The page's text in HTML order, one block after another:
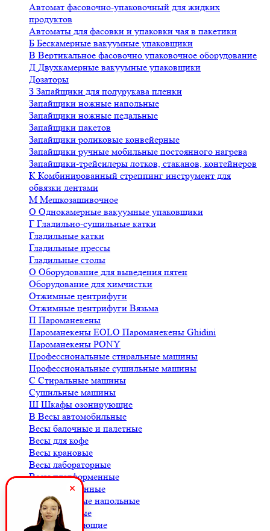
Автомат фасовочно-упаковочный для жидких
продуктов
Автоматы для фасовки и упаковки чая в пакетики
Б Бескамерные вакуумные упаковщики
В Вертикальное фасовочно упаковочное оборудование
Д Двухкамерные вакуумные упаковщики
Дозаторы
З Запайщики для полурукава пленки
Запайщики ножные напольные
Запайщики ножные педальные
Запайщики пакетов
Запайщики роликовые конвейерные
Запайщики ручные мобильные постоянного нагрева
Запайщики-трейсилеры лотков, стаканов, контейнеров
К Комбинированный стреппинг инструмент для
обвязки лентами
М Мешкозашивочное
О Однокамерные вакуумные упаковщики
Г Гладильно-сушильные катки
Гладильные катки
Гладильные прессы
Гладильные столы
О Оборудование для выведения пятен
Оборудование для химчистки
Отжимные центрифуги
Отжимные центрифуги Вязьма
П Пароманекены
Пароманекены EOLO Пароманекены Ghidini
Пароманекены PONY
Профессиональные стиральные машины
Профессиональные сушильные машины
С Стиральные машины
Сушильные машины
Ш Шкафы озонирующие
В Весы автомобильные
Весы балочные и палетные
Весы для кофе
Весы крановые
Весы лабораторные
Весы платформенные
Весы порционные
Весы товарные напольные
Весы торговые
ККомплектующие